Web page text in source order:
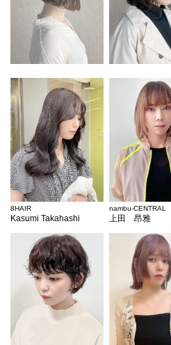
8HAIR
Kasumi Takahashi
nambu-CENTRAL
上田 昂雅